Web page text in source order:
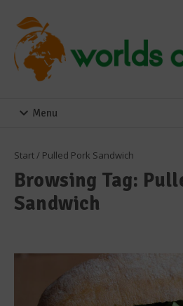
Menu
Start/ Pulled Pork Sandwich
Browsing Tag:
Sandwich